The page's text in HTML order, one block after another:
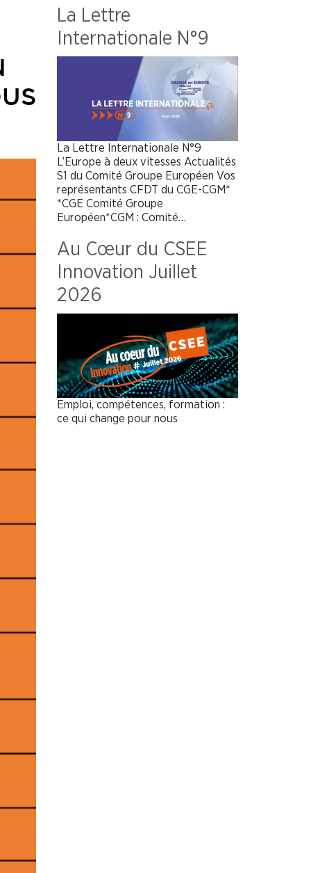
La Lettre
Internationale N°9
La Lettre Internationale N°9
L’Europe à deux vitesses Actualités
S1 du Comité Groupe Européen Vos
représentants CFDT du CGE-CGM*
*CGE Comité Groupe
Européen*CGM : Comité…
Au Cœur du CSEE
Innovation Juillet
2026
Emploi, compétences, formation :
ce qui change pour nous